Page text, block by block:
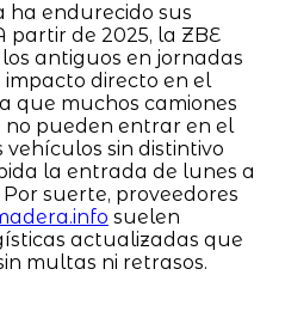
ha endurecido sus
partir de 2025, la ZBE
antiguos en jornadas
impacto directo en el
que muchos camiones
pueden entrar en el
sin distintivo
la entrada de lunes a
suerte, proveedores
suelen
actualizadas que
multas ni retrasos.